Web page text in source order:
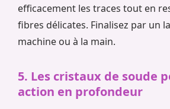
efficacement les traces tout en
fibres délicates. Finalisez par un
machine ou à la main.
5. Les cristaux de soude
action en profondeur